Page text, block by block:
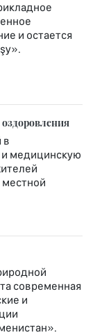
и остается
в
и медицинскую
местной
современная
и